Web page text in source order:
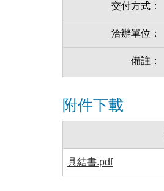
交付方式：
洽辦單位：
備註：
附件下載
具結書.pdf